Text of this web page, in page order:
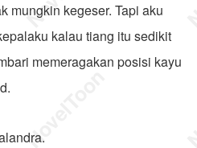
mungkin kegeser. Tapi aku
kalau tiang itu sedikit
memeragakan posisi kayu